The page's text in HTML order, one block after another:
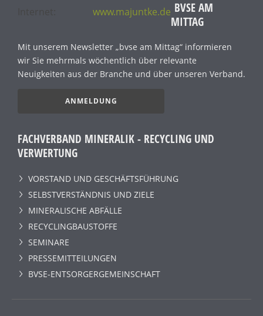
www.majuntke.de BVSE AM
MITTAG
Mit unserem Newsletter „bvse am Mittag“ informieren
wir Sie mehrmals wöchentlich über relevante
Neuigkeiten aus der Branche und über unseren Verband.
ANMELDUNG
FACHVERBAND MINERALIK - RECYCLING UND
VERWERTUNG
VORSTAND UND GESCHÄFTSFÜHRUNG
SELBSTVERSTÄNDNIS UND ZIELE
MINERALISCHE ABFÄLLE
RECYCLINGBAUSTOFFE
SEMINARE
PRESSEMITTEILUNGEN
BVSE-ENTSORGERGEMEINSCHAFT